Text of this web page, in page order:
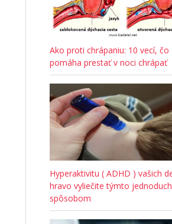
Ako proti chrápaniu: 10 vecí, čo
pomáha prestať v noci chrápať
Hyperaktivitu ( ADHD ) vašich
hravo vyliečite týmto
spôsobom